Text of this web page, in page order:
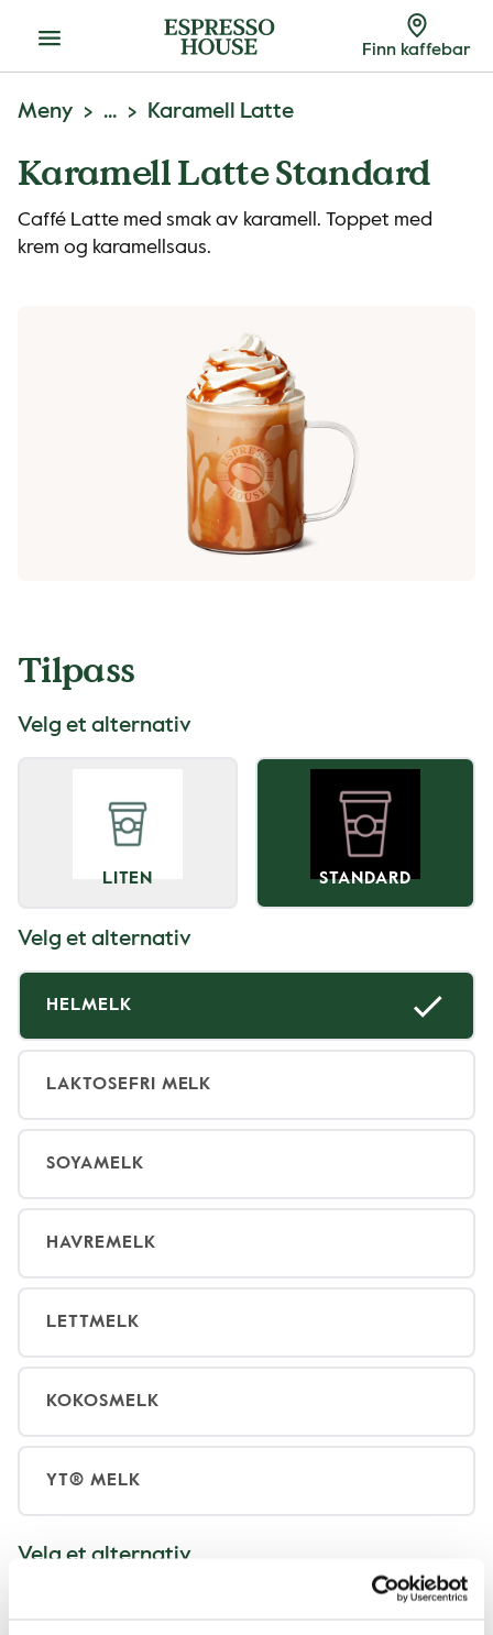
Meny Finn kaffebar
Meny ... Karamell Latte
Karamell Latte Standard
Caffé Latte med smak av karamell. Toppet med
krem og karamellsaus.
Tilpass
Velg et alternativ
LITEN STANDARD
Velg et alternativ
HELMELK
LAKTOSEFRI MELK
SOYAMELK
HAVREMELK
LETTMELK
KOKOSMELK
YT® MELK
Velg et alternativ